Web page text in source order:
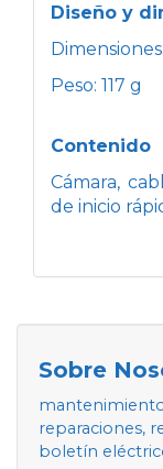
Diseño y
Peso: 117 g
Contenido
Cámara,
de inicio
Sobre
reparaciones,
boletín